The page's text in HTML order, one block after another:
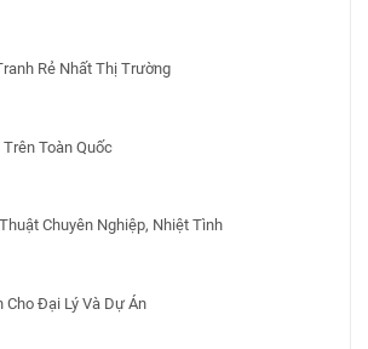
Rẻ Nhất Thị Trường
Toàn Quốc
Chuyên Nghiệp, Nhiệt Tình
Cho Đại Lý Và Dự Án